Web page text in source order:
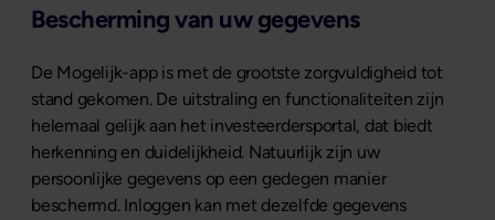
Bescherming van uw gegevens
De Mogelijk-app is met de grootste zorgvuldigheid tot
stand gekomen. De uitstraling en functionaliteiten zijn
helemaal gelijk aan het investeerdersportal, dat biedt
herkenning en duidelijkheid. Natuurlijk zijn uw
persoonlijke gegevens op een gedegen manier
beschermd. Inloggen kan met dezelfde gegevens